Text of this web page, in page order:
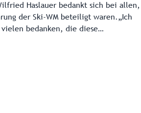
Haslauer bedankt sich bei allen,
der Ski-WM beteiligt waren.„Ich
bedanken, die diese